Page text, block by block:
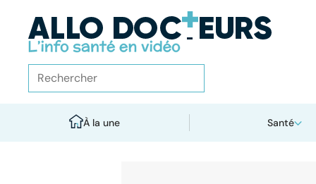
À la une Santé